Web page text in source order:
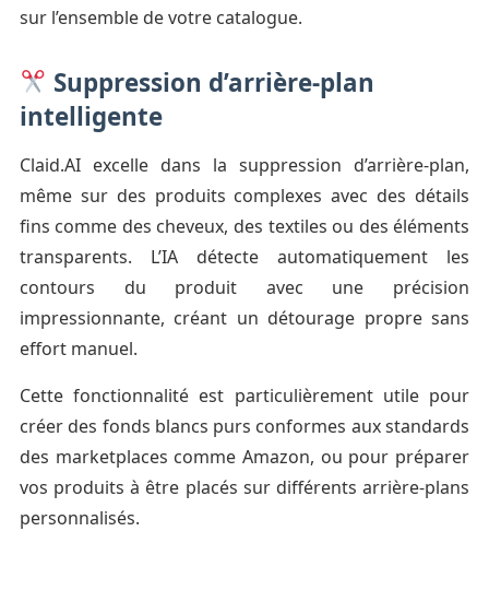
sur l’ensemble de votre catalogue.
Suppression d’arrière-plan
intelligente
Claid.AI excelle dans la suppression d’arrière-plan,
même sur des produits complexes avec des détails
fins comme des cheveux, des textiles ou des éléments
transparents. L’IA détecte automatiquement les
contours du produit avec une précision
impressionnante, créant un détourage propre sans
effort manuel.
Cette fonctionnalité est particulièrement utile pour
créer des fonds blancs purs conformes aux standards
des marketplaces comme Amazon, ou pour préparer
vos produits à être placés sur différents arrière-plans
personnalisés.